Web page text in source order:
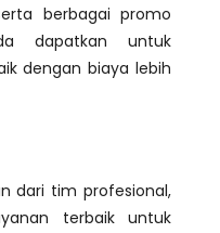
berbagai promo
dapatkan untuk
dengan biaya lebih
dari tim profesional,
terbaik untuk